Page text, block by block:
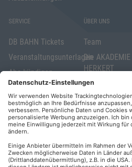
SERVICE
DB BAHN Tickets
Veranstaltungsunterlagen
Abo kündigen
Widerrufsrecht
für Verbraucher
Elektronischer
Geschäftsverkehr
ÜBER UNS
Team
Die AKADEMIE
HERKERT
FORUM VERLAG
HERKERT
Kontakt